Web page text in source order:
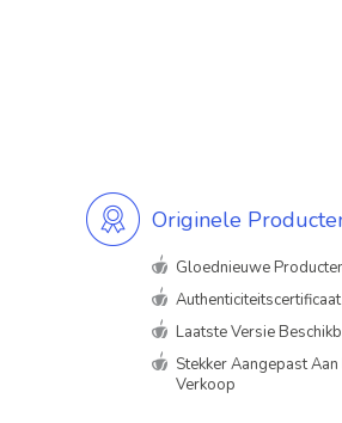
Originele
Gloednieuwe
Authenticiteitscertificaat
Laatste Versie
Stekker Aangepast
Verkoop